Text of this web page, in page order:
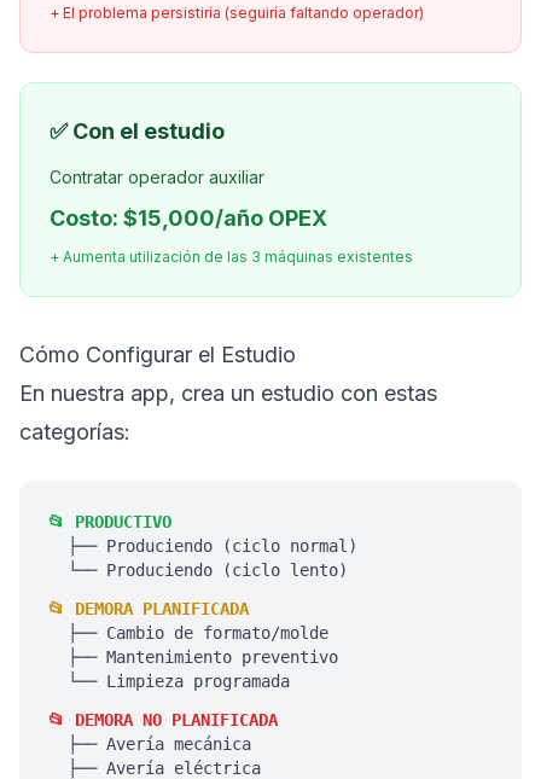
+ El problema persistiría (seguiría faltando operador)
✅ Con el estudio
Contratar operador auxiliar
Costo: $15,000/año OPEX
+ Aumenta utilización de las 3 máquinas existentes
Cómo Configurar el Estudio
En nuestra app, crea un estudio con estas
categorías:
📂 PRODUCTIVO
├── Produciendo (ciclo normal)
└── Produciendo (ciclo lento)
📂 DEMORA PLANIFICADA
├── Cambio de formato/molde
├── Mantenimiento preventivo
└── Limpieza programada
📂 DEMORA NO PLANIFICADA
├── Avería mecánica
├── Avería eléctrica